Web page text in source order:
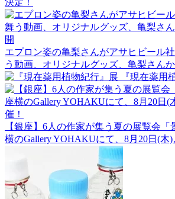
決定！
エプロン姿の亀梨さんがアサヒビール
う動画、オリジナルグッズ、亀梨さん
『現在薬用
【銀座】6人の作家が集う夏の展覧会
横のGallery YOHAKUにて、8月20日(木)